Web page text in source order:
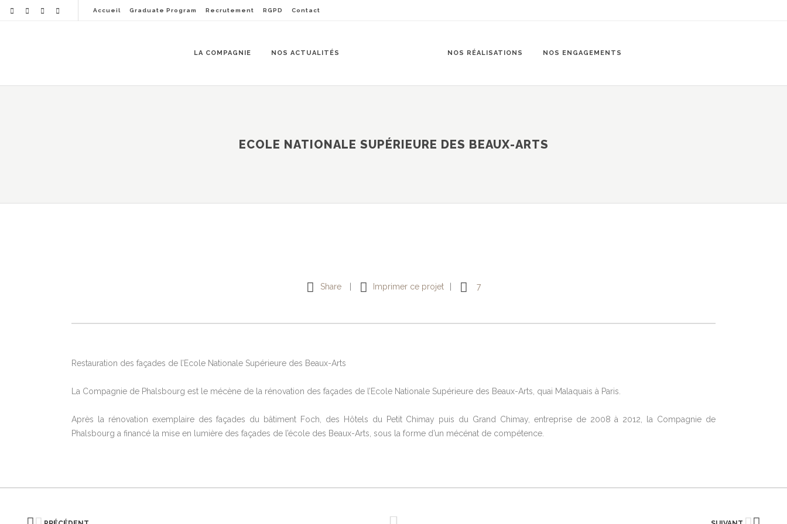
Accueil Graduate Program Recrutement RGPD Contact
LA COMPAGNIE NOS ACTUALITÉS NOS RÉALISATIONS NOS ENGAGEMENTS
ECOLE NATIONALE SUPÉRIEURE DES BEAUX-ARTS
Share Imprimer ce projet 7
Restauration des façades de l’Ecole Nationale Supérieure des Beaux-Arts
La Compagnie de Phalsbourg est le mécène de la rénovation des façades de l’Ecole Nationale Supérieure des Beaux-Arts, quai Malaquais à Paris.
Après la rénovation exemplaire des façades du bâtiment Foch, des Hôtels du Petit Chimay puis du Grand Chimay, entreprise de 2008 à 2012, la Compagnie de
Phalsbourg a financé la mise en lumière des façades de l’école des Beaux-Arts, sous la forme d’un mécénat de compétence.